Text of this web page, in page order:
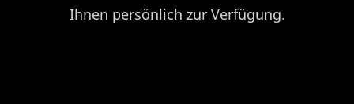
Ihnen persönlich zur Verfügung.